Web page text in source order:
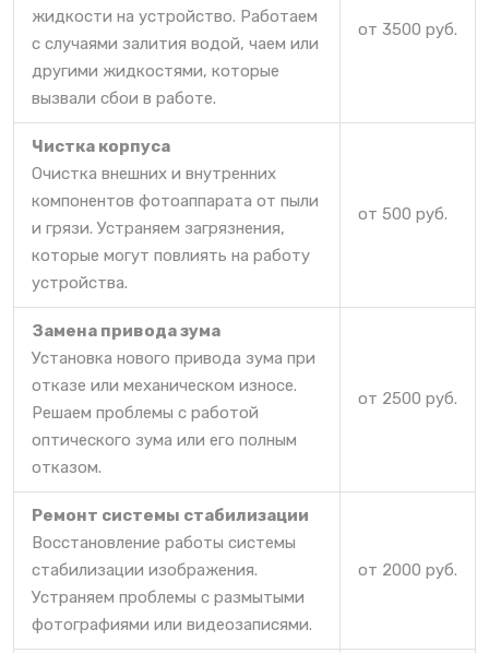
жидкости на устройство. Работаем
с случаями залития водой, чаем или
другими жидкостями, которые
вызвали сбои в работе.
от 3500 руб.
Чистка корпуса
Очистка внешних и внутренних
компонентов фотоаппарата от пыли
и грязи. Устраняем загрязнения,
которые могут повлиять на работу
устройства.
от 500 руб.
Замена привода зума
Установка нового привода зума при
отказе или механическом износе.
Решаем проблемы с работой
оптического зума или его полным
отказом.
от 2500 руб.
Ремонт системы стабилизации
Восстановление работы системы
стабилизации изображения.
Устраняем проблемы с размытыми
фотографиями или видеозаписями.
от 2000 руб.